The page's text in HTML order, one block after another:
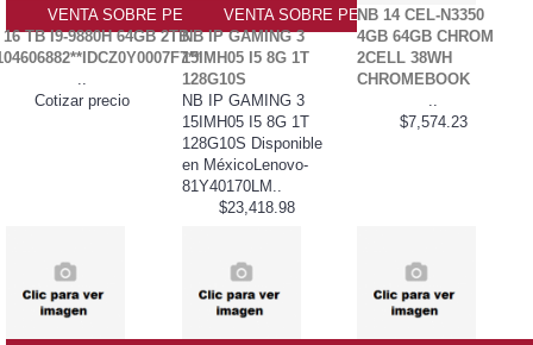
VENTA SOBRE PEDIDO PO
TB I9-9880H 64GB 2TB
..
Cotizar precio
VENTA SOBRE PEDIDO PO
NB IP GAMING 3
15IMH05 I5 8G 1T
128G10S
NB IP GAMING 3
15IMH05 I5 8G 1T
128G10S Disponible
en MéxicoLenovo-
81Y40170LM..
$23,418.98
NB 14 CEL-N3350
4GB 64GB CHROM
2CELL 38WH
CHROMEBOOK
..
$7,574.23